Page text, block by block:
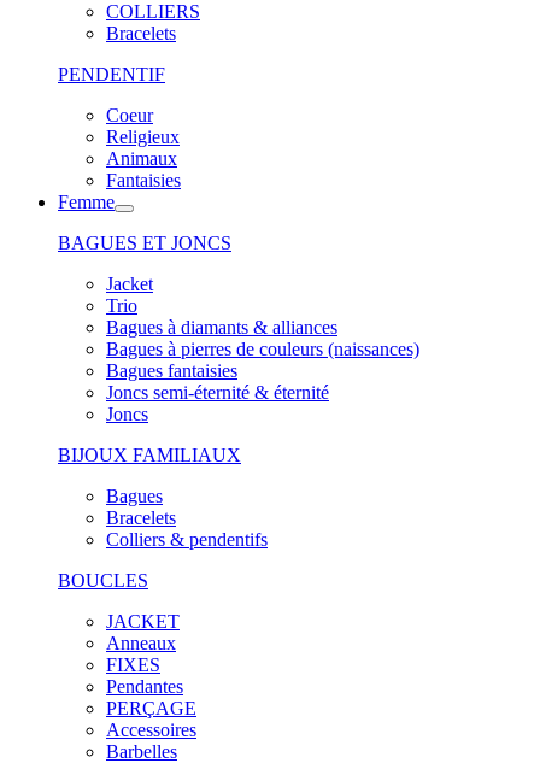
COLLIERS
Bracelets
PENDENTIF
Coeur
Religieux
Animaux
Fantaisies
Femme
BAGUES ET JONCS
Jacket
Trio
Bagues à diamants & alliances
Bagues à pierres de couleurs (naissances)
Bagues fantaisies
Joncs semi-éternité & éternité
Joncs
BIJOUX FAMILIAUX
Bagues
Bracelets
Colliers & pendentifs
BOUCLES
JACKET
Anneaux
FIXES
Pendantes
PERÇAGE
Accessoires
Barbelles